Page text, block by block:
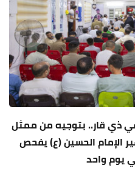
ذي قار.. بتوجيه من ممثل
الإمام الحسين (ع) يفحص